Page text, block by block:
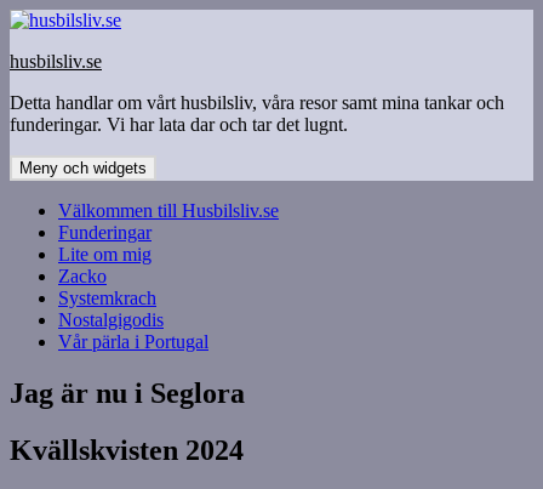
Hoppa
innehåll
husbilsliv.se
Detta handlar om vårt husbilsliv, våra resor samt mina tankar och
funderingar. Vi har lata dar och tar det lugnt.
Meny och widgets
Välkommen till Husbilsliv.se
Funderingar
Lite om mig
Zacko
Systemkrach
Nostalgigodis
Vår pärla i Portugal
Jag är nu i Seglora
Kvällskvisten 2024